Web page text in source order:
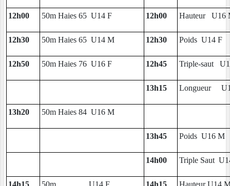
12h00 50m Haies 65 U14 F 12h00 Hauteur U16
12h30 50m Haies 65 U14 M 12h30 Poids U14 F
12h50 50m Haies 76 U16 F 12h45 Triple-saut
13h15 Longueur
13h20 50m Haies 84 U16 M
13h45 Poids U16 M
14h00 Triple Saut